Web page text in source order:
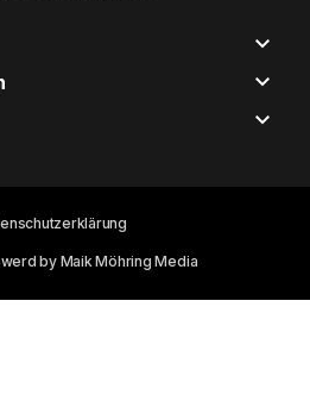
by Maik Möhring Media